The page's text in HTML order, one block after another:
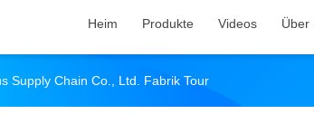
Heim Produkte Videos Über
Supply Chain Co., Ltd. Fabrik Tour